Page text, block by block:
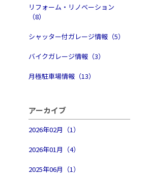
リフォーム・リノベーション
（8）
シャッター付ガレージ情報（5）
バイクガレージ情報（3）
月極駐車場情報（13）
アーカイブ
2026年02月（1）
2026年01月（4）
2025年06月（1）